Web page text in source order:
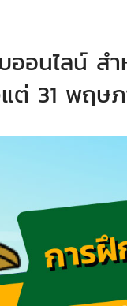
อนไลน์ ส
ต่ 31 พฤษ